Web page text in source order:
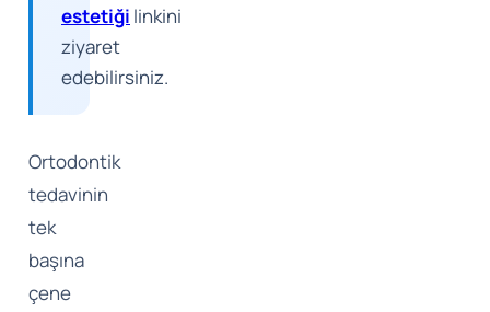
estetiği linkini
ziyaret
edebilirsiniz.
Ortodontik
tedavinin
tek
başına
çene